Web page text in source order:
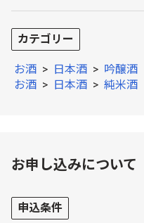
カテゴリー
お酒 > 日本酒 > 吟醸酒
お酒 > 日本酒 > 純米酒
お申し込みについて
申込条件